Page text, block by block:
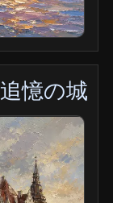
憶の城